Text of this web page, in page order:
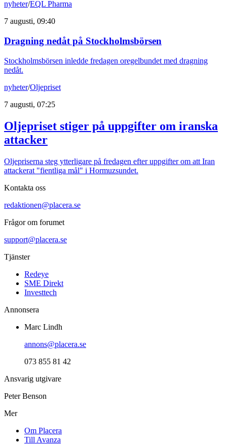
nyheter/EQL Pharma
7 augusti, 09:40
Dragning nedåt på Stockholmsbörsen
Stockholmsbörsen inledde fredagen oregelbundet med dragning
nedåt.
nyheter/Oljepriset
7 augusti, 07:25
Oljepriset stiger på uppgifter om iranska
attacker
Oljepriserna steg ytterligare på fredagen efter uppgifter om att Iran
attackerat "fientliga mål" i Hormuzsundet.
Kontakta oss
redaktionen@placera.se
Frågor om forumet
support@placera.se
Tjänster
Redeye
SME Direkt
Investtech
Annonsera
Marc Lindh
annons@placera.se
073 855 81 42
Ansvarig utgivare
Peter Benson
Mer
Om Placera
Till Avanza